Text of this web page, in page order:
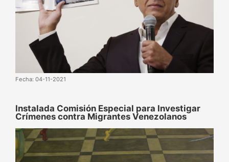
Fecha: 04-11-2021
Instalada Comisión Especial para Investigar
Crímenes contra Migrantes Venezolanos